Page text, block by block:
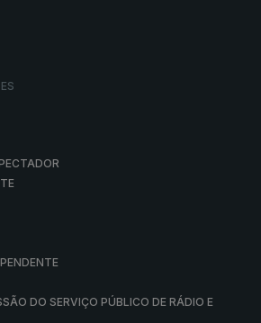
DO SERVIÇO PÚBLICO DE RÁDIO E